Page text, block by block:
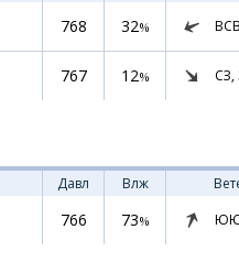
768 32%
767 12% СЗ,
Давл Влж
766 73%